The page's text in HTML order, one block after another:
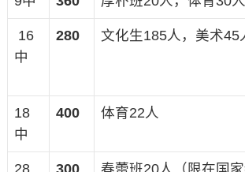
16
中
280 文化生185人，美术
18
中
400 体育22人
28 300 春蕾班20人（限在国